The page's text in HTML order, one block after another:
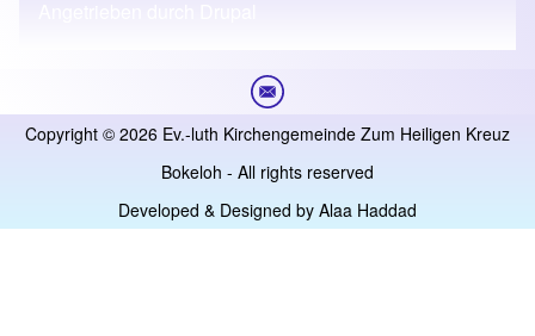
Copyright © 2026 Ev.-luth Kirchengemeinde Zum Heiligen Kreuz
Bokeloh - All rights reserved
Developed & Designed by Alaa Haddad